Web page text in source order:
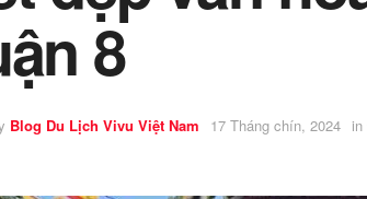
8
Blog Du Lịch Vivu Việt Nam 17 Tháng chín, 2024 in